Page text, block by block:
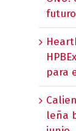
para
leña